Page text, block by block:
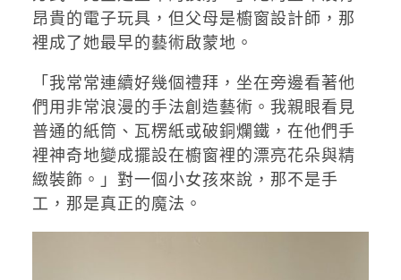
昂貴的電子玩具，但父母是櫥窗設計師，那
裡成了她最早的藝術啟蒙地。
「我常常連續好幾個禮拜，坐在旁邊看著他
們用非常浪漫的手法創造藝術。我親眼看見
普通的紙筒、瓦楞紙或破銅爛鐵，在他們手
裡神奇地變成擺設在櫥窗裡的漂亮花朵與精
緻裝飾。」對一個小女孩來說，那不是手
工，那是真正的魔法。